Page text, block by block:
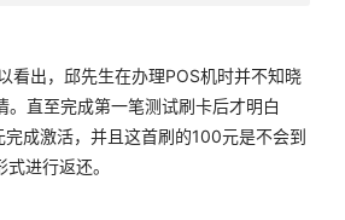
。直至完成第一笔测试刷卡后才明白
成激活，并且这首刷的100元是不会到
进行返还。